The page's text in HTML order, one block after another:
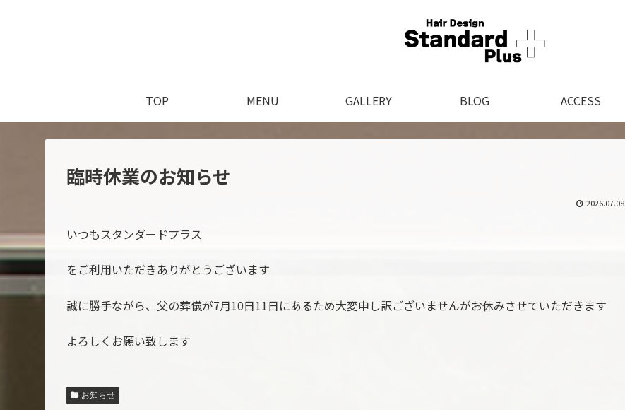
TOP MENU GALLERY BLOG ACCESS
臨時休業のお知らせ
2026.07.08
いつもスタンダードプラス
をご利用いただきありがとうございます
誠に勝手ながら、父の葬儀が7月10日11日にあるため大変申し訳ございませんがお休みさせていただきます
よろしくお願い致します
お知らせ